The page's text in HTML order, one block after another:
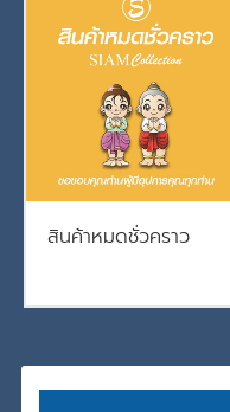
สินค้าหมดชั่วคราว